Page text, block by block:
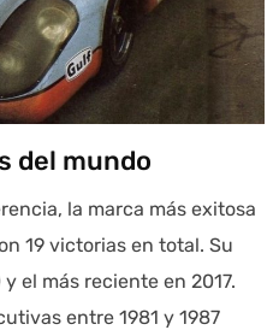
del mundo
la marca más exitosa
19 victorias en total. Su
el más reciente en 2017.
entre 1981 y 1987